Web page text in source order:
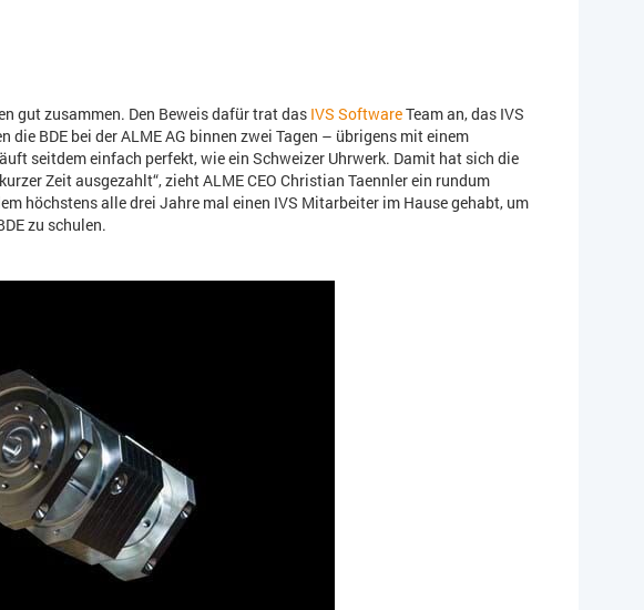
gut zusammen. Den Beweis dafür trat das IVS SoftwareTeam an, das IVS
die BDE bei der ALME AG binnen zwei Tagen – übrigens mit einem
seitdem einfach perfekt, wie ein Schweizer Uhrwerk. Damit hat sich die
Zeit ausgezahlt“, zieht ALME CEO Christian Taennler ein rundum
höchstens alle drei Jahre mal einen IVS Mitarbeiter im Hause gehabt, um
zu schulen.